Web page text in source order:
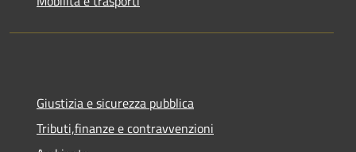
Giustizia e sicurezza pubblica
Tributi,finanze e contravvenzioni